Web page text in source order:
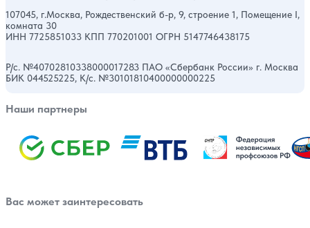
107045, г.Москва, Рождественский б-р, 9, строение 1, Помещение I,
комната 30
ИНН 7725851033 КПП 770201001 ОГРН 5147746438175
Р/с. №40702810338000017283 ПАО «Сбербанк России» г. Москва
БИК 044525225, К/с. №30101810400000000225
Наши партнеры
Вас может заинтересовать